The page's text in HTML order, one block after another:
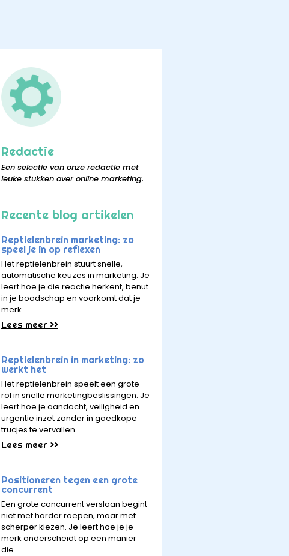
Redactie
Een selectie van onze redactie met
leuke stukken over online marketing.
Recente blog artikelen
Reptielenbrein marketing: zo
speel je in op reflexen
Het reptielenbrein stuurt snelle,
automatische keuzes in marketing. Je
leert hoe je die reactie herkent, benut
in je boodschap en voorkomt dat je
merk
Lees meer >>
Reptielenbrein in marketing: zo
werkt het
Het reptielenbrein speelt een grote
rol in snelle marketingbeslissingen. Je
leert hoe je aandacht, veiligheid en
urgentie inzet zonder in goedkope
trucjes te vervallen.
Lees meer >>
Positioneren tegen een grote
concurrent
Een grote concurrent verslaan begint
niet met harder roepen, maar met
scherper kiezen. Je leert hoe je je
merk onderscheidt op een manier
die